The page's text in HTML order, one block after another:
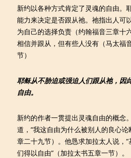
新约以各种方式肯定了灵魂的自由。
能力来决定是否跟从祂。祂指出人可
为自己的选择负责（约翰福音三章十
相信并跟从，但有些人没有（马太福
节）
耶稣从不胁迫或强迫人们跟从祂，因
自由。
新约的作者一贯提出灵魂自由的概念
道，“我这自由为什么被别人的良心
章二十九节）。他恳求加拉太人说，
们得以自由”（加拉太书五章一节）。